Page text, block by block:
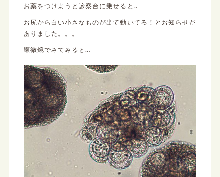
お薬をつけようと診察台に乗せると…
お尻から白い小さなものが出て動いてる！とお知らせが
ありました。。。
顕微鏡でみてみると…